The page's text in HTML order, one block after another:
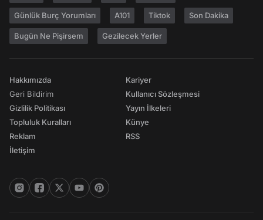
Günlük Burç Yorumları A101 Tiktok Son Dakika
Bugün Ne Pişirsem Gezilecek Yerler
Hakkımızda
Geri Bildirim
Gizlilik Politikası
Topluluk Kuralları
Reklam
İletişim
Kariyer
Kullanıcı Sözleşmesi
Yayın İlkeleri
Künye
RSS